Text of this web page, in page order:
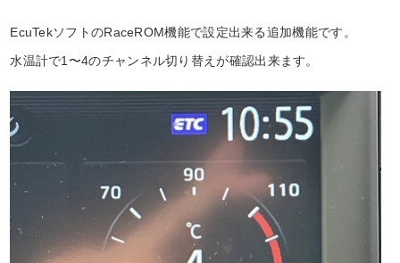
EcuTekソフトのRaceROM機能で設定出来る追加機能です。
水温計で1〜4のチャンネル切り替えが確認出来ます。